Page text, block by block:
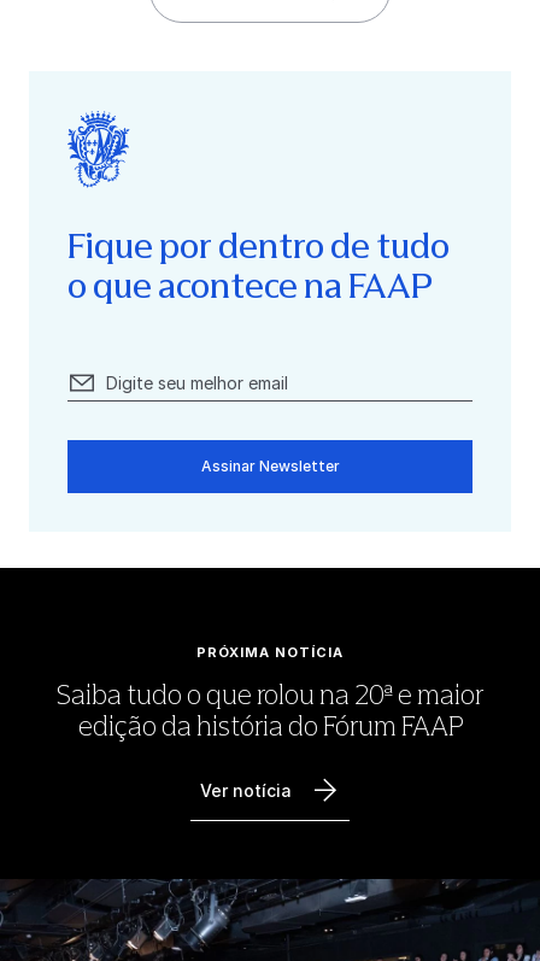
Fique por dentro de tudo
o que acontece na FAAP
Assinar Newsletter
PRÓXIMA NOTÍCIA
Saiba tudo o que rolou na 20ª e maior
edição da história do Fórum FAAP
Ver notícia